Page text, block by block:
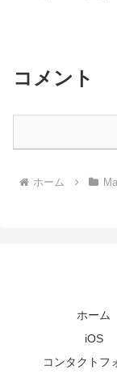
コメント
ホーム
ホーム
iOS
コンタクトフ